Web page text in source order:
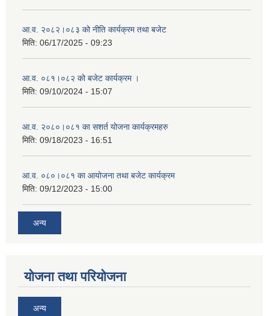
आ.व. २०८२।०८३ को नीति कार्यक्रम तथा बजेट
मिति: 06/17/2025 - 09:23
आ.व. ०८१।०८२ को बजेट कार्यक्रम ।
मिति: 09/10/2024 - 15:07
आ.व. २०८०।०८१ का सशर्त योजना कार्यक्रमहरु
मिति: 09/18/2023 - 16:51
आ.व. ०८०।०८१ का आयोजना तथा बजेट कार्यक्रम
मिति: 09/12/2023 - 15:00
अन्य
योजना तथा परियोजना
अन्य